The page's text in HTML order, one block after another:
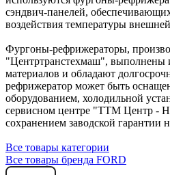
сэндвич-панелей,
воздействия температуры
Фургоны-рефрижераторы,
"Центртранстехмаш", выполнены
материалов и обладают
рефрижератор может быть
оборудованием, холодильной
сервисном центре "ТТМ Центр -
сохранением заводской гарантии
Все товары категории
Все товары бренда FORD